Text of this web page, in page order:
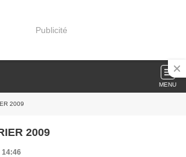
Publicité
MENU
2009
2009
14:46